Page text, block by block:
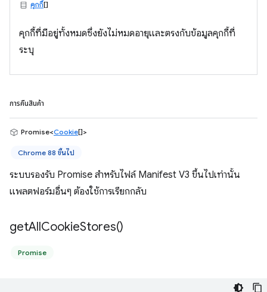
คุกกี้[]
คุกกี้ที่มีอยู่ทั้งหมดซึ่งยังไม่หมดอายุและตรงกับข้อมูลคุกกี้ที่
ระบุ
การคืนสินค้า
Promise<Cookie[]>
Chrome 88 ขึ้นไป
ระบบรองรับ Promise สำหรับไฟล์ Manifest V3 ขึ้นไปเท่านั้น
แพลตฟอร์มอื่นๆ ต้องใช้การเรียกกลับ
getAllCookieStores()
Promise